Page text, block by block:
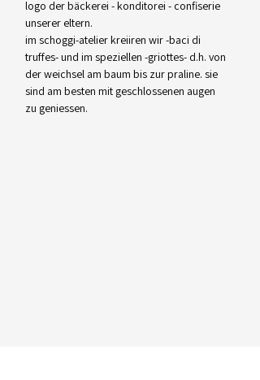
logo der bäckerei - konditorei - confiserie
unserer eltern.
im schoggi-atelier kreiiren wir -baci di
truffes- und im speziellen -griottes- d.h. von
der weichsel am baum bis zur praline. sie
sind am besten mit geschlossenen augen
zu geniessen.